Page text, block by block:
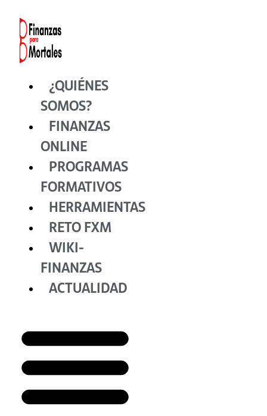
contenido
¿QUIÉNES
SOMOS?
FINANZAS
ONLINE
PROGRAMAS
FORMATIVOS
HERRAMIENTAS
RETO FXM
WIKI-
FINANZAS
ACTUALIDAD